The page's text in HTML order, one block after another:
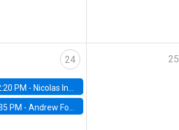
24
PM - Nicolas Inostroza, Rotman School of Management, University of Toronto
PM -Andrew Foster, Brown University
25